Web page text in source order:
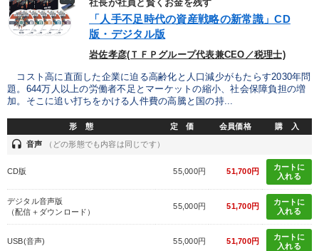
社長が社員と賢くお金を残す
「人手不足時代の資産戦略の新常識」CD
版・デジタル版
岩佐孝彦(ＴＦＰグループ代表兼CEO／税理士)
コスト高に直面した企業に迫る高齢化と人口減少がもたらす2030年問
題。644万人以上の労働者不足とマーケットの縮小、社会保障負担の増
加。そこに追い打ちをかける人件費の高騰と国の持...
形 態 定 価 会員価格 購 入
headset 音声 （どの形態でも内容は同じです）
CD版 55,000円 51,700円
カートに
入れる
デジタル音声版
（配信＋ダウンロード）
55,000円 51,700円
カートに
入れる
USB(音声) 55,000円 51,700円
カートに
入れる